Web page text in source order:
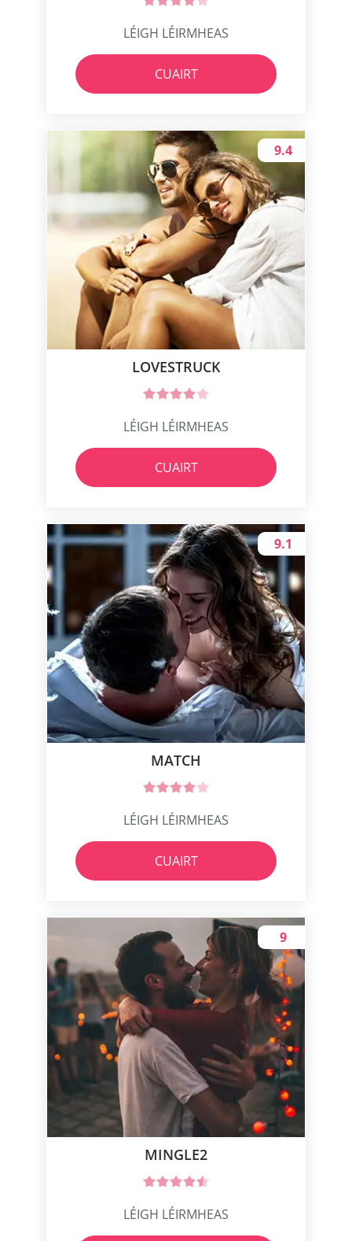
LÉIGH LÉIRMHEAS
CUAIRT
LOVESTRUCK
9.4
LÉIGH LÉIRMHEAS
CUAIRT
MATCH
9.1
LÉIGH LÉIRMHEAS
CUAIRT
MINGLE2
9
LÉIGH LÉIRMHEAS